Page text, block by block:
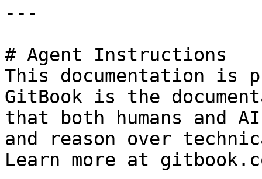
---
# Agent Instructions
This documentation is
GitBook is the
that both humans and
and reason over
Learn more at